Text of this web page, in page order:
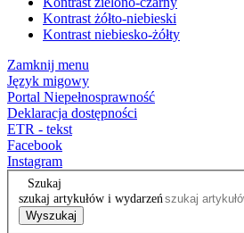
Kontrast żółto-niebieski
Kontrast niebiesko-żółty
Zamknij menu
Język migowy
Portal Niepełnosprawność
Deklaracja dostępności
ETR - tekst
Facebook
Instagram
Szukaj
szukaj artykułów i wydarzeń
Wyszukaj